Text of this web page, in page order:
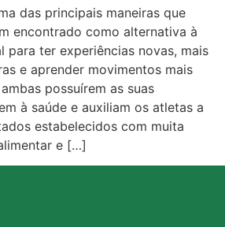
das principais maneiras que
encontrado como alternativa à
para ter experiências novas, mais
e aprender movimentos mais
possuírem as suas
à saúde e auxiliam os atletas a
estabelecidos com muita
e […]